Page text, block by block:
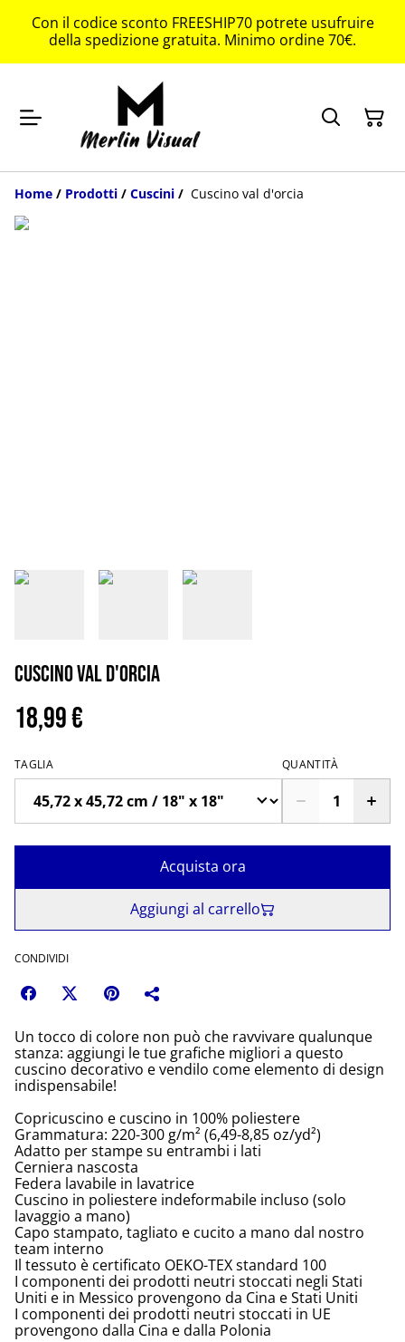
Con il codice sconto FREESHIP70 potrete usufruire
della spedizione gratuita. Minimo ordine 70€.
Home / Prodotti / Cuscini / Cuscino val d'orcia
Cuscino val d'orcia
18,99 €
TAGLIA QUANTITÀ
Acquista ora
Aggiungi al carrello
CONDIVIDI
Un tocco di colore non può che ravvivare qualunque
stanza: aggiungi le tue grafiche migliori a questo
cuscino decorativo e vendilo come elemento di design
indispensabile!
Copricuscino e cuscino in 100% poliestere
Grammatura: 220-300 g/m² (6,49-8,85 oz/yd²)
Adatto per stampe su entrambi i lati
Cerniera nascosta
Federa lavabile in lavatrice
Cuscino in poliestere indeformabile incluso (solo
lavaggio a mano)
Capo stampato, tagliato e cucito a mano dal nostro
team interno
Il tessuto è certificato OEKO-TEX standard 100
I componenti dei prodotti neutri stoccati negli Stati
Uniti e in Messico provengono da Cina e Stati Uniti
I componenti dei prodotti neutri stoccati in UE
provengono dalla Cina e dalla Polonia